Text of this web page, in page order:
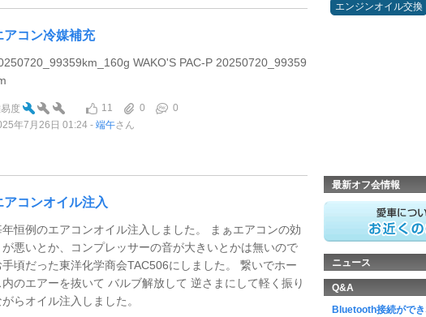
アコン冷媒補充
WAKO'S PAC-P 20250720_99359
度 11 0
0
年7月26日 01:24
端午さん
アコンオイル注入
年恒例のエアコンオイル注入しました。 まぁエアコンの効
が悪いとか、コンプレッサーの音が大きいとかは無いので
手頃だった東洋化学商会TAC506にしました。 繋いでホー
内のエアーを抜いて バルブ解放して 逆さまにして軽く振り
らオイル注入しました。
エンジンオイル交換
最新オフ会情報
ニュース
Q&A
Bluetooth接続がで